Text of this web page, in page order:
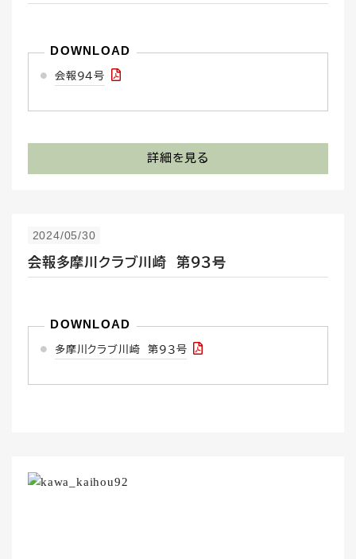
会報94号
詳細を見る
2024/05/30
会報多摩川クラブ川崎 第９３号
多摩川クラブ川崎 第９３号